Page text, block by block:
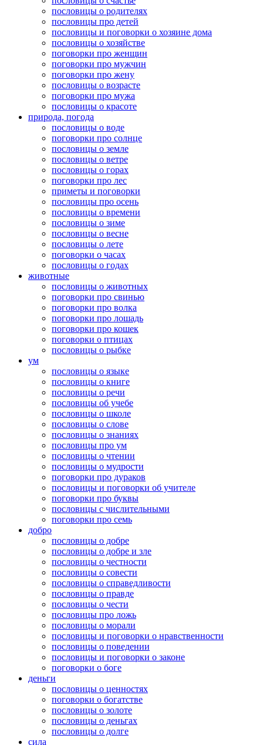
пословицы о родителях
пословицы про детей
пословицы и поговорки о хозяине дома
пословицы о хозяйстве
поговорки про женщин
поговорки про мужчин
поговорки про жену
пословицы о возрасте
поговорки про мужа
пословицы о красоте
природа, погода
пословицы о воде
поговорки про солнце
пословицы о земле
пословицы о ветре
пословицы о горах
поговорки про лес
приметы и поговорки
пословицы про осень
пословицы о времени
пословицы о зиме
пословицы о весне
пословицы о лете
поговорки о часах
пословицы о годах
животные
пословицы о животных
поговорки про свинью
поговорки про волка
поговорки про лошадь
поговорки про кошек
поговорки о птицах
пословицы о рыбке
ум
пословицы о языке
пословицы о книге
пословицы о речи
пословицы об учебе
пословицы о школе
пословицы о слове
пословицы о знаниях
пословицы про ум
пословицы о чтении
пословицы о мудрости
поговорки про дураков
пословицы и поговорки об учителе
поговорки про буквы
пословицы с числительными
поговорки про семь
добро
пословицы о добре
пословицы о добре и зле
пословицы о честности
пословицы о совести
пословицы о справедливости
пословицы о правде
пословицы о чести
пословицы про ложь
пословицы о морали
пословицы и поговорки о нравственности
пословицы о поведении
пословицы и поговорки о законе
поговорки о боге
деньги
пословицы о ценностях
поговорки о богатстве
пословицы о золоте
пословицы о деньгах
пословицы о долге
сила